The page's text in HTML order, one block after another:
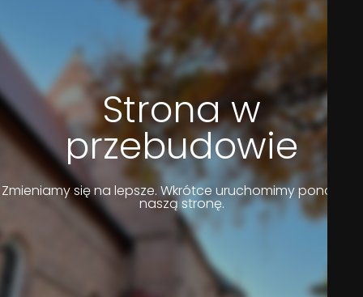
Strona w
przebudowie
Zmieniamy się na lepsze. Wkrótce uruchomimy ponownie
naszą stronę.